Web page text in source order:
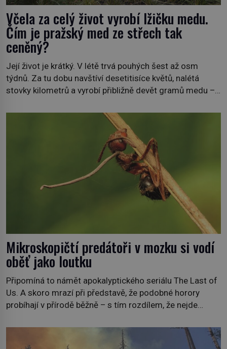
Včela za celý život vyrobí lžičku medu.
Čím je pražský med ze střech tak
ceněný?
Její život je krátký. V létě trvá pouhých šest až osm
týdnů. Za tu dobu navštíví desetitisíce květů, nalétá
stovky kilometrů a vyrobí přibližně devět gramů medu –
bezvýznamná. Teprve když se spojí s dalšími desítkami
tisíc příslušnic svého včelstva, vznikne jeden z
nejdokonalejších organismů […]
Mikroskopičtí predátoři v mozku si vodí
oběť jako loutku
Připomíná to námět apokalyptického seriálu The Last of
Us. A skoro mrazí při představě, že podobné horory
probíhají v přírodě běžně – s tím rozdílem, že nejde
dokáže ovládat jen vývojově nesrovnatelně jednodušší
živočichy, než je člověk. Najít skutečné zombie není nic